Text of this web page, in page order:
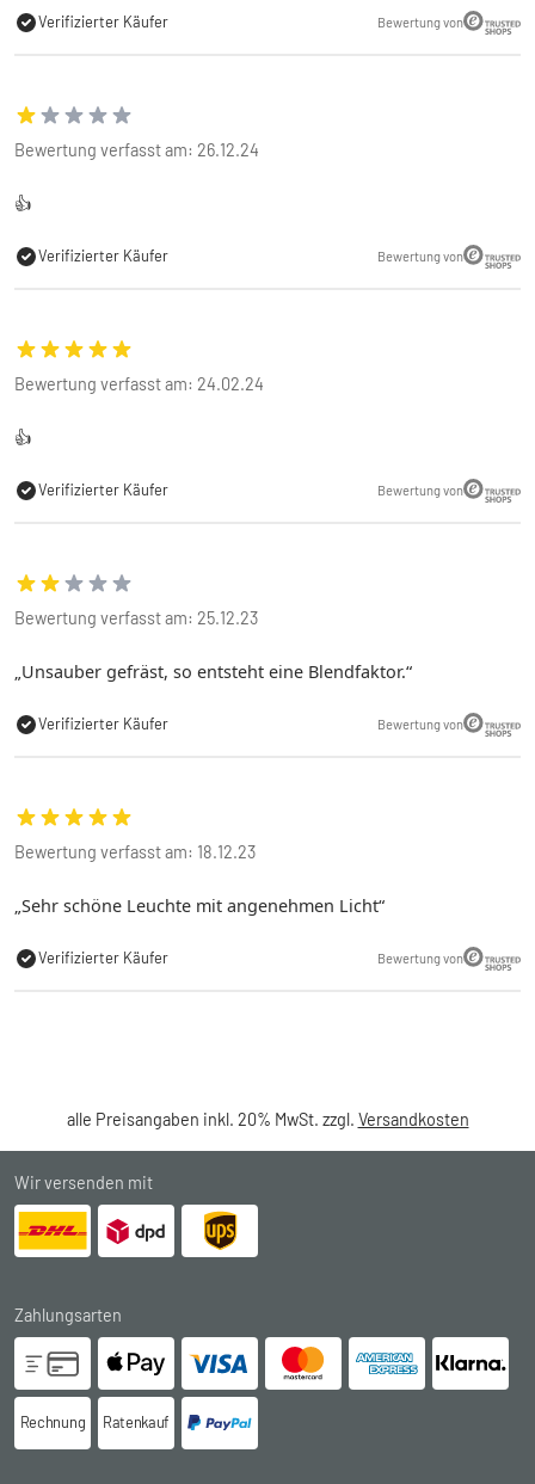
Verifizierter Käufer Bewertung von
Bewertung verfasst am: 26.12.24
👍
Verifizierter Käufer Bewertung von
Bewertung verfasst am: 24.02.24
👍
Verifizierter Käufer Bewertung von
Bewertung verfasst am: 25.12.23
Unsauber gefräst, so entsteht eine Blendfaktor.
Verifizierter Käufer Bewertung von
Bewertung verfasst am: 18.12.23
Sehr schöne Leuchte mit angenehmen Licht
Verifizierter Käufer Bewertung von
alle Preisangaben inkl. 20% MwSt. zzgl. Versandkosten
Wir versenden mit
Zahlungsarten
Rechnung Ratenkauf